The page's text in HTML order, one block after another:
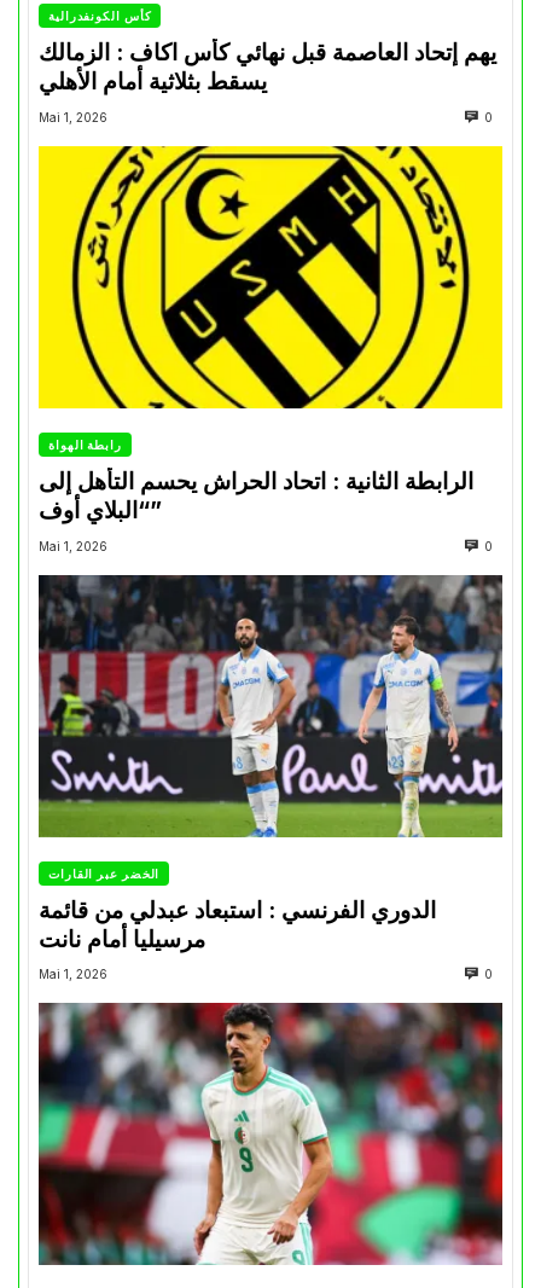
كأس الكونفدرالية
يهم إتحاد العاصمة قبل نهائي كأس اكاف : الزمالك
Mai 1, 2026 0
رابطة الهواة
الرابطة الثانية : اتحاد الحراش يحسم التأهل إلى
“البلاي أوف”
Mai 1, 2026 0
الخضر عبر القارات
الدوري الفرنسي : استبعاد عبدلي من قائمة
مرسيليا أمام نانت
Mai 1, 2026 0